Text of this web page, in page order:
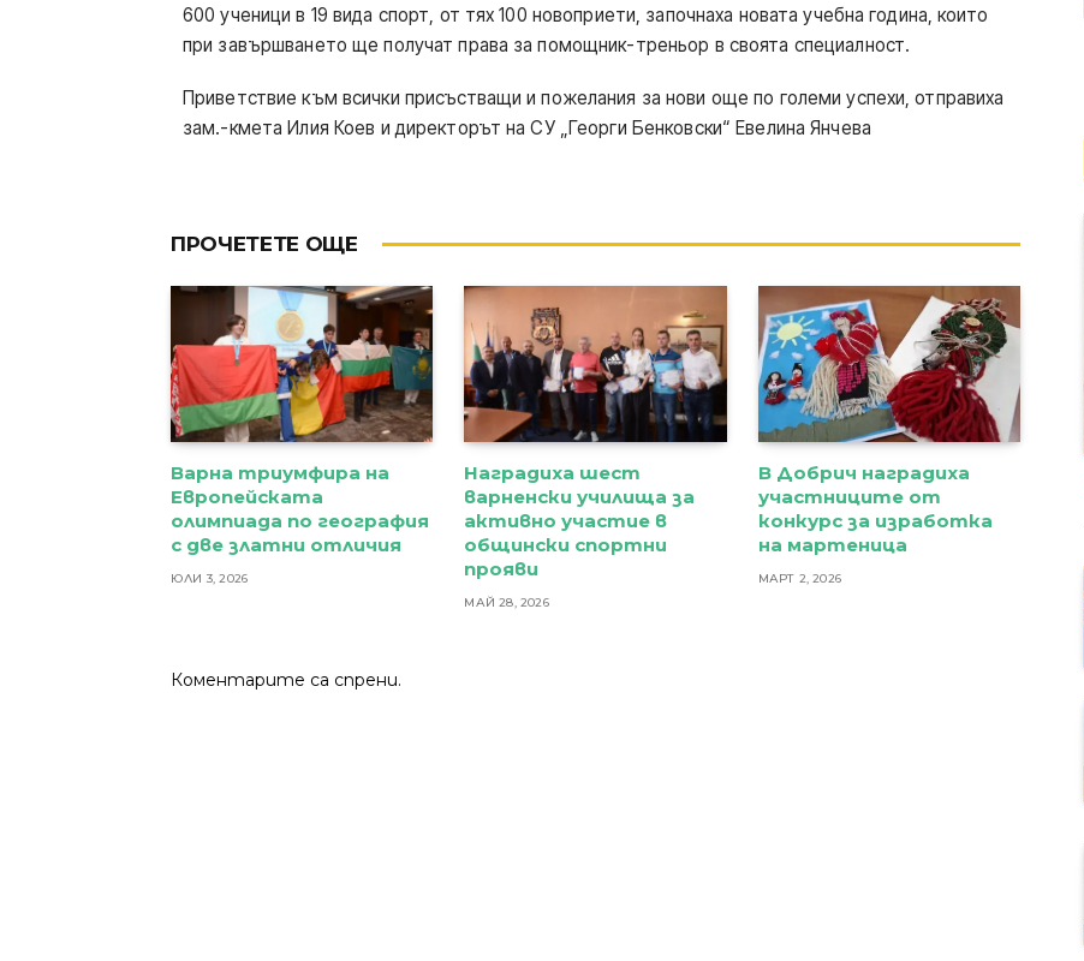
600 ученици в 19 вида спорт, от тях 100 новоприети, започнаха новата учебна година, които
при завършването ще получат права за помощник-треньор в своята специалност.
Приветствие към всички присъстващи и пожелания за нови още по големи успехи, отправиха
зам.-кмета Илия Коев и директорът на СУ „Георги Бенковски“ Евелина Янчева
ПРОЧЕТЕТЕ ОЩЕ
Варна триумфира на
Европейската
олимпиада по география
с две златни отличия
ЮЛИ 3, 2026
Наградиха шест
варненски училища за
активно участие в
общински спортни
прояви
МАЙ 28, 2026
В Добрич наградиха
участниците от
конкурс за изработка
на мартеница
МАРТ 2, 2026
Коментарите са спрени.